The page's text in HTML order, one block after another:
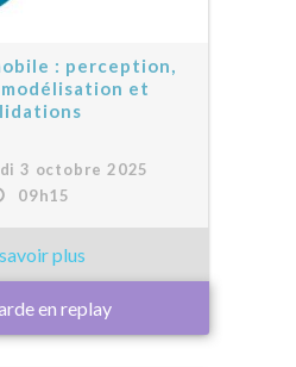
: perception,
et
3 octobre 2025
09h15
en replay